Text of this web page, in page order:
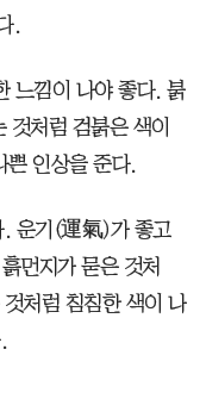
.
느낌이 나야 좋다. 붉
것처럼 검붉은 색이
쁜 인상을 준다.
. 운기(運氣)가 좋고
먼지가 묻은 것처
처럼 침침한 색이 나